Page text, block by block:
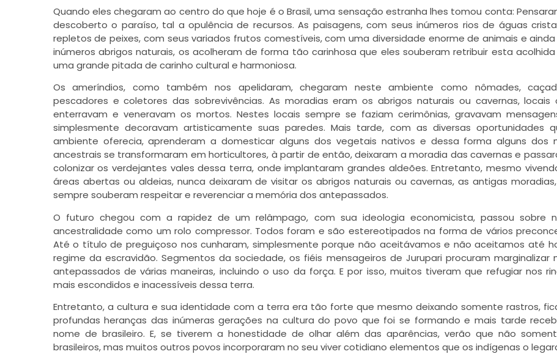
Quando eles chegaram ao centro do que hoje é o Brasil, uma sensação estranha lhes tomou conta:
descoberto o paraíso, tal a opulência de recursos. As paisagens, com seus inúmeros rios de águas
repletos de peixes, com seus variados frutos comestíveis, com uma diversidade enorme de animais e
inúmeros abrigos naturais, os acolheram de forma tão carinhosa que eles souberam retribuir esta
uma grande pitada de carinho cultural e harmoniosa.
Os ameríndios, como também nos apelidaram, chegaram neste ambiente como nômades,
pescadores e coletores das sobrevivências. As moradias eram os abrigos naturais ou cavernas, locais
enterravam e veneravam os mortos. Nestes locais sempre se faziam cerimônias, gravavam
simplesmente decoravam artisticamente suas paredes. Mais tarde, com as diversas oportunidades
ambiente oferecia, aprenderam a domesticar alguns dos vegetais nativos e dessa forma alguns dos
ancestrais se transformaram em horticultores, à partir de então, deixaram a moradia das cavernas e
colonizar os verdejantes vales dessa terra, onde implantaram grandes aldeões. Entretanto, mesmo
áreas abertas ou aldeias, nunca deixaram de visitar os abrigos naturais ou cavernas, as antigas
sempre souberam respeitar e reverenciar a memória dos antepassados.
O futuro chegou com a rapidez de um relâmpago, com sua ideologia economicista, passou sobre
ancestralidade como um rolo compressor. Todos foram e são estereotipados na forma de vários
Até o título de preguiçoso nos cunharam, simplesmente porque não aceitávamos e não aceitamos até
regime da escravidão. Segmentos da sociedade, os fiéis mensageiros de Jurupari procuram marginalizar
antepassados de várias maneiras, incluindo o uso da força. E por isso, muitos tiveram que refugiar nos
mais escondidos e inacessíveis dessa terra.
Entretanto, a cultura e sua identidade com a terra era tão forte que mesmo deixando somente rastros,
profundas heranças das inúmeras gerações na cultura do povo que foi se formando e mais tarde
nome de brasileiro. E, se tiverem a honestidade de olhar além das aparências, verão que não
brasileiros, mas muitos outros povos incorporaram no seu viver cotidiano elementos que os indígenas o